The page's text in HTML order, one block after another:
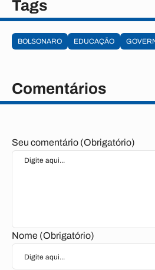
Tags
BOLSONARO EDUCAÇÃO
Comentários
Seu comentário (Obrigatório)
Nome (Obrigatório)